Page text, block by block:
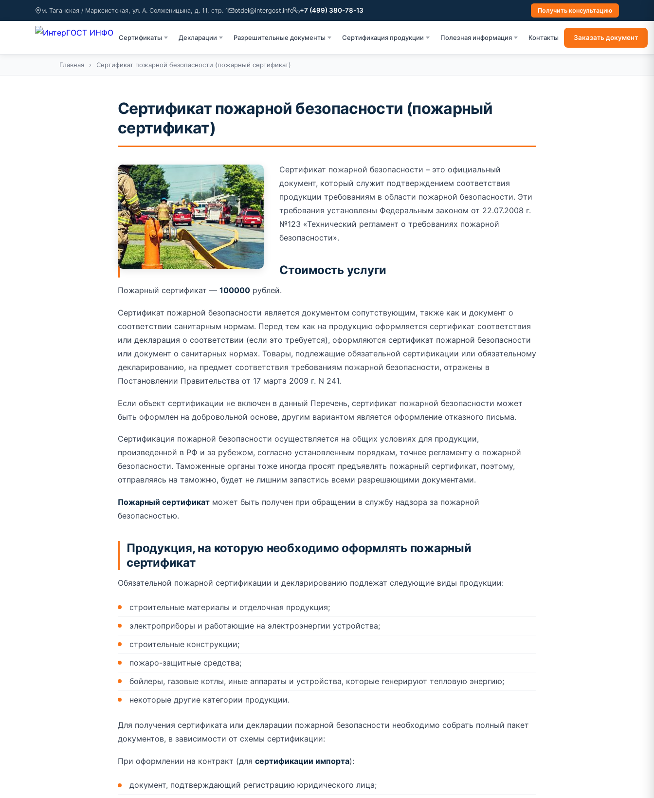
м. Таганская / Марксистская, ул. А. Солженицына, д. 11, стр. 1 otdel@intergost.info +7 (499) 380-78-13 Получить консультацию
Сертификаты Декларации Разрешительные документы Сертификация продукции Полезная информация Контакты Заказать документ
Главная › Сертификат пожарной безопасности (пожарный сертификат)
Сертификат пожарной безопасности (пожарный
сертификат)
Сертификат пожарной безопасности – это официальный
документ, который служит подтверждением соответствия
продукции требованиям в области пожарной безопасности. Эти
требования установлены Федеральным законом от 22.07.2008 г.
№123 «Технический регламент о требованиях пожарной
безопасности».
Стоимость услуги
Пожарный сертификат — 100000 рублей.
Сертификат пожарной безопасности является документом сопутствующим, также как и документ о
соответствии санитарным нормам. Перед тем как на продукцию оформляется сертификат соответствия
или декларация о соответствии (если это требуется), оформляются сертификат пожарной безопасности
или документ о санитарных нормах. Товары, подлежащие обязательной сертификации или обязательному
декларированию, на предмет соответствия требованиям пожарной безопасности, отражены в
Постановлении Правительства от 17 марта 2009 г. N 241.
Если объект сертификации не включен в данный Перечень, сертификат пожарной безопасности может
быть оформлен на добровольной основе, другим вариантом является оформление отказного письма.
Сертификация пожарной безопасности осуществляется на общих условиях для продукции,
произведенной в РФ и за рубежом, согласно установленным порядкам, точнее регламенту о пожарной
безопасности. Таможенные органы тоже иногда просят предъявлять пожарный сертификат, поэтому,
отправляясь на таможню, будет не лишним запастись всеми разрешающими документами.
Пожарный сертификат может быть получен при обращении в службу надзора за пожарной
безопасностью.
Продукция, на которую необходимо оформлять пожарный
сертификат
Обязательной пожарной сертификации и декларированию подлежат следующие виды продукции:
строительные материалы и отделочная продукция;
электроприборы и работающие на электроэнергии устройства;
строительные конструкции;
пожаро-защитные средства;
бойлеры, газовые котлы, иные аппараты и устройства, которые генерируют тепловую энергию;
некоторые другие категории продукции.
Для получения сертификата или декларации пожарной безопасности необходимо собрать полный пакет
документов, в зависимости от схемы сертификации:
При оформлении на контракт (для сертификации импорта):
документ, подтверждающий регистрацию юридического лица;